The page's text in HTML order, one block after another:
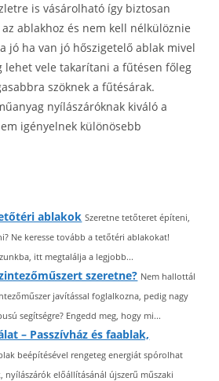
is vásárolható így biztosan
ablakhoz és nem kell nélkülöznie
jó ha van jó hőszigetelő ablak mivel
lehet vele takarítani a fűtésen főleg
szöknek a fűtésárak.
nyílászáróknak kiváló a
igényelnek különösebb
ablakok Szeretne tetőteret építeni,
Ne keresse tovább a tetőtéri ablakokat!
itt megtalálja a legjobb...
szeretne? Nem hallottál
javítással foglalkozna, pedig nagy
segítségre? Engedd meg, hogy mi...
– Passzívház és faablak,
beépítésével rengeteg energiát spórolhat
nyílászárók előállításánál újszerű műszaki